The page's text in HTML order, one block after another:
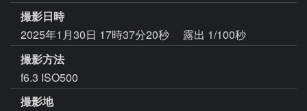
撮影日時
2025年1月30日 17時37分20秒
露出 1/100秒
撮影方法
f6.3 ISO500
撮影地